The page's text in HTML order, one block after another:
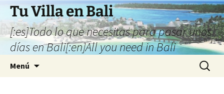
Tu Villa en Bali
[:es]Todo lo que necesitas para pasar unos
días en Bali[:en]All you need in Bali
Menú Buscar: